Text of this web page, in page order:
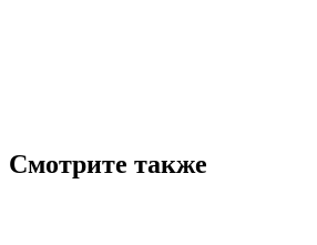
Смотрите также